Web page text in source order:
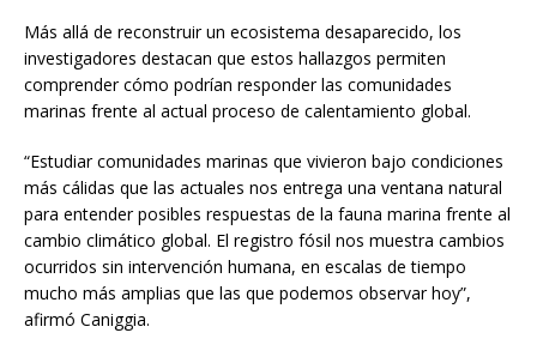
Más allá de reconstruir un ecosistema desaparecido, los
investigadores destacan que estos hallazgos permiten
comprender cómo podrían responder las comunidades
marinas frente al actual proceso de calentamiento global.
“Estudiar comunidades marinas que vivieron bajo condiciones
más cálidas que las actuales nos entrega una ventana natural
para entender posibles respuestas de la fauna marina frente al
cambio climático global. El registro fósil nos muestra cambios
ocurridos sin intervención humana, en escalas de tiempo
mucho más amplias que las que podemos observar hoy”,
afirmó Caniggia.